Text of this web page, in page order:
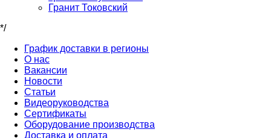
Гранит Токовский
*/
График доставки в регионы
О нас
Вакансии
Новости
Статьи
Видеоруководства
Сертификаты
Оборудование производства
Доставка и оплата